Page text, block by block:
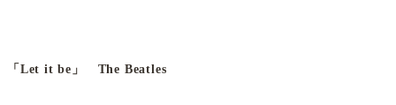
「Let it be」 The Beatles